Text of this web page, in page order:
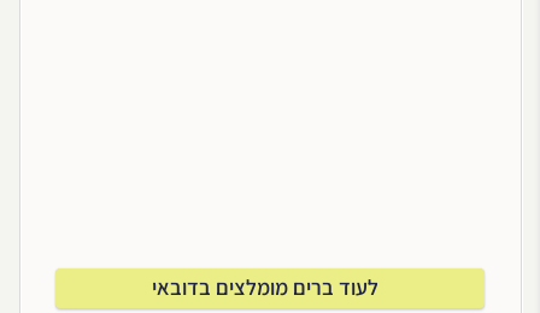
לעוד ברים מומלצים בדובאי